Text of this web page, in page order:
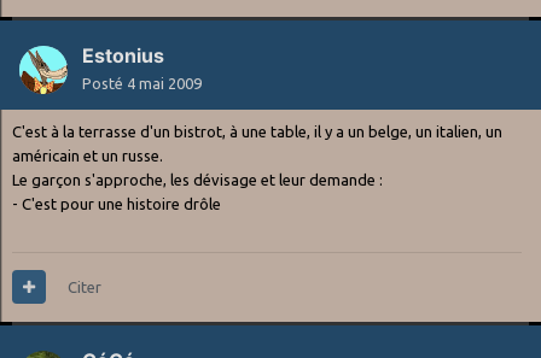
Estonius
Posté 4 mai 2009
C'est à la terrasse d'un bistrot, à une table, il y a un belge, un italien, un
américain et un russe.
Le garçon s'approche, les dévisage et leur demande :
- C'est pour une histoire drôle
Citer